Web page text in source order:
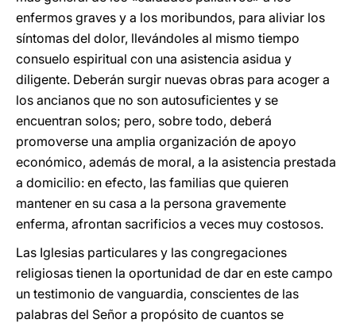
enfermos graves y a los moribundos, para aliviar los
síntomas del dolor, llevándoles al mismo tiempo
consuelo espiritual con una asistencia asidua y
diligente. Deberán surgir nuevas obras para acoger a
los ancianos que no son autosuficientes y se
encuentran solos; pero, sobre todo, deberá
promoverse una amplia organización de apoyo
económico, además de moral, a la asistencia prestada
a domicilio: en efecto, las familias que quieren
mantener en su casa a la persona gravemente
enferma, afrontan sacrificios a veces muy costosos.
Las Iglesias particulares y las congregaciones
religiosas tienen la oportunidad de dar en este campo
un testimonio de vanguardia, conscientes de las
palabras del Señor a propósito de cuantos se